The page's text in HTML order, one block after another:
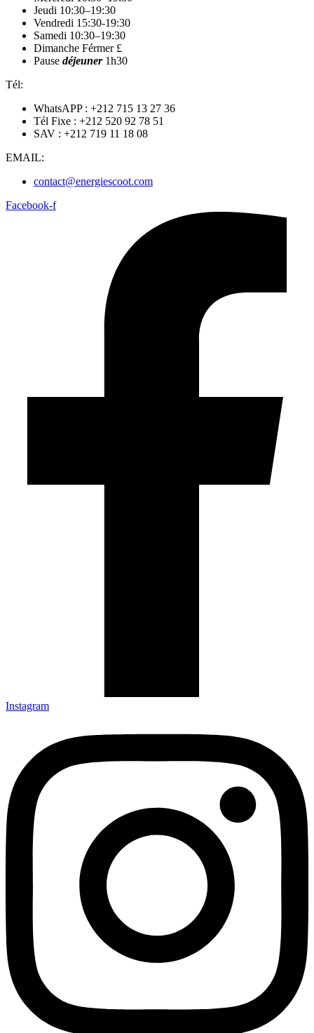
Jeudi 10:30–19:30
Vendredi 15:30-19:30
Samedi 10:30–19:30
Dimanche Férmer £
Pause déjeuner1h30
Tél:
WhatsAPP : +212 715 13 27 36
Tél Fixe : +212 520 92 78 51
SAV : +212 719 11 18 08
EMAIL:
contact@energiescoot.com
Facebook-f
Instagram